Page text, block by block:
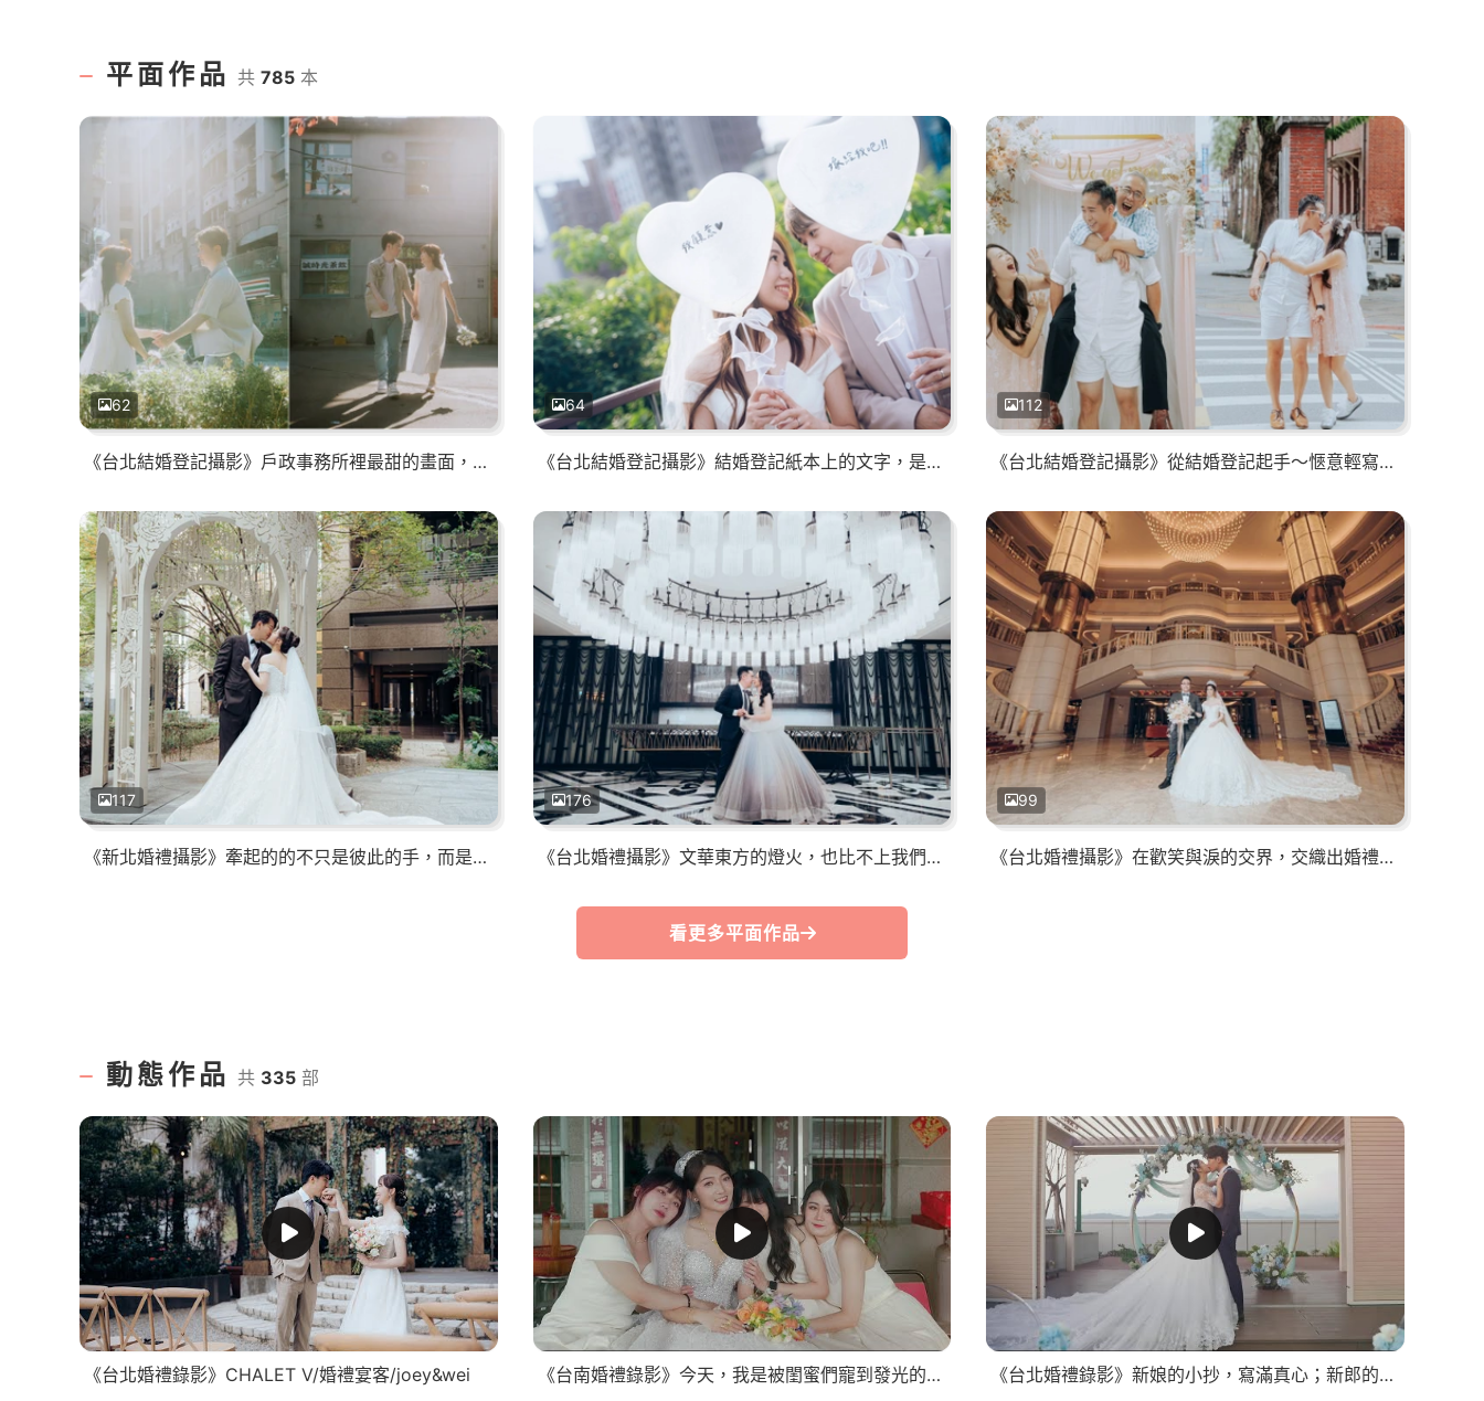
平面作品 共 785 本
62
《台北結婚登記攝影》戶政事務所裡最甜的畫面，登記不只是一份文件而是幸福浪漫的新章
64
《台北結婚登記攝影》結婚登記紙本上的文字，是愛情最實際的形狀
112
《台北結婚登記攝影》從結婚登記起手～愜意輕寫真轉場到輕鬆歡樂家宴的滿滿笑聲
117
《新北婚禮攝影》牽起的的不只是彼此的手，而是我們的未來
176
《台北婚禮攝影》文華東方的燈火，也比不上我們婚禮中甜蜜的光
99
《台北婚禮攝影》在歡笑與淚的交界，交織出婚禮最幸福甜的模樣
看更多平面作品
動態作品 共 335 部
《台北婚禮錄影》CHALET V/婚禮宴客/joey&wei 《台南婚禮錄影》今天，我是被閨蜜們寵到發光的新娘/SDE快剪快播 《台北婚禮錄影》新娘的小抄，寫滿真心；新郎的挺身，證明真愛/SDE快剪快播